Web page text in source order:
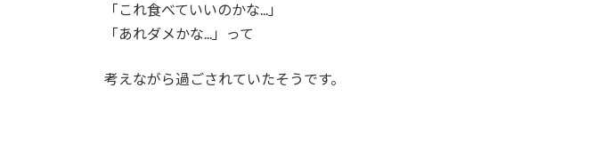
「これ食べていいのかな...」
「あれダメかな...」って
考えながら過ごされていたそうです。